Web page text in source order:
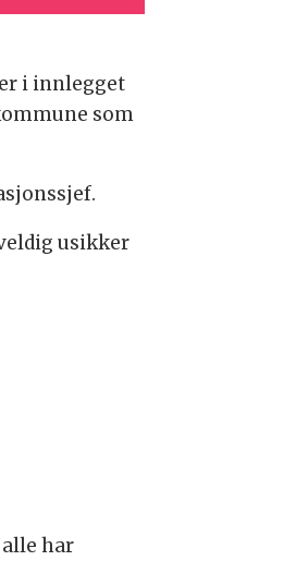
i innlegget
som
usikker
har